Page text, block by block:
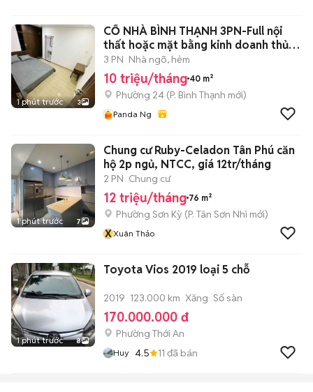
1 phút trước 3
CỐ NHÀ BÌNH THẠNH 3PN-Full nội
thất hoặc mặt bằng kinh doanh thủ
đức
3 PN Nhà ngõ, hẻm
10 triệu/tháng 40 m²
Phường 24 (P. Bình Thạnh mới)
Panda Ng
1 phút trước 7
Chung cư Ruby-Celadon Tân Phú căn
hộ 2p ngủ, NTCC, giá 12tr/tháng
2 PN Chung cư
12 triệu/tháng 76 m²
Phường Sơn Kỳ (P. Tân Sơn Nhì mới)
XXuân Thảo
1 phút trước 8
Toyota Vios 2019 loại 5 chỗ
2019 123.000 km Xăng Số sàn
170.000.000 đ
Phường Thới An
Huy 4.5 11 đã bán